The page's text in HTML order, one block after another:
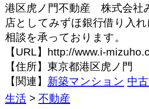
港区虎ノ門不動産 株式会社
店としてみずほ銀行借り入
相談を承っております。
【URL】http://www.i-
【住所】東京都港区虎ノ門
【関連】 新築マンション 中
生活 > 不動産